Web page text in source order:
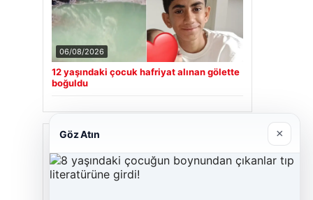
06/08/2026
12 yaşındaki çocuk hafriyat alınan gölette
boğuldu
Son Eklenen Firmalar
Cengiz Sigorta
Göz Atın ×